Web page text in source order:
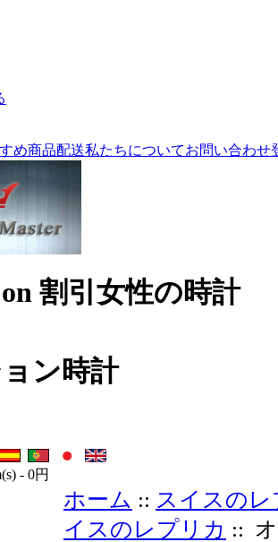
め商品配送私たちについてお問い合わせ
割引女性の時計
ン時計
- 0円
ホーム :: スイスの
イスのレプリカ ::